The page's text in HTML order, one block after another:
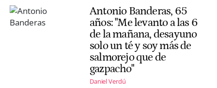
Antonio Banderas, 65
años: "Me levanto a las 6
de la mañana, desayuno
solo un té y soy más de
salmorejo que de
gazpacho"
Daniel Verdú